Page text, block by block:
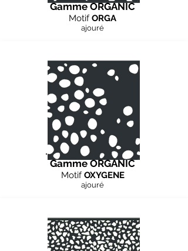
Gamme ORGANIC
MotifORGA
ajouré
Gamme ORGANIC
MotifOXYGENE
ajouré